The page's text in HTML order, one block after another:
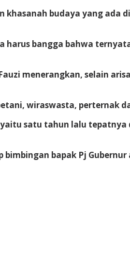
budaya yang
harus bangga bahwa
menerangkan, selain
wiraswasta, perternak
satu tahun lalu
bapak Pj